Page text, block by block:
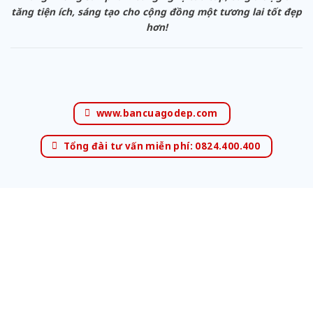
tăng tiện ích, sáng tạo cho cộng đồng một tương lai tốt đẹp
hơn!
www.bancuagodep.com
Tổng đài tư vấn miễn phí: 0824.400.400